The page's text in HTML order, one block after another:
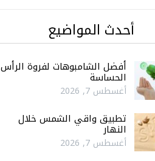
أحدث المواضيع
أفضل الشامبوهات لفروة الرأس
الحساسة
أغسطس 7, 2026
تطبيق واقي الشمس خلال
النهار
أغسطس 7, 2026